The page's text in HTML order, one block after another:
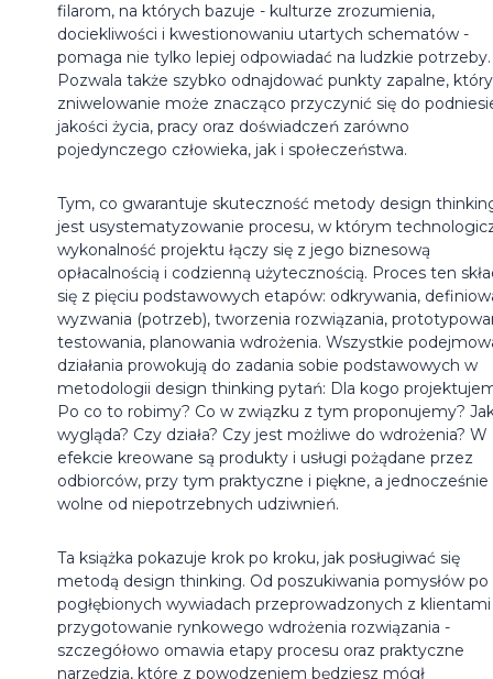
filarom, na których bazuje - kulturze zrozumienia,
dociekliwości i kwestionowaniu utartych schematów -
pomaga nie tylko lepiej odpowiadać na ludzkie potrzeby.
Pozwala także szybko odnajdować punkty zapalne,
zniwelowanie może znacząco przyczynić się do
jakości życia, pracy oraz doświadczeń zarówno
pojedynczego człowieka, jak i społeczeństwa.
Tym, co gwarantuje skuteczność metody design
jest usystematyzowanie procesu, w którym
wykonalność projektu łączy się z jego biznesową
opłacalnością i codzienną użytecznością. Proces ten
się z pięciu podstawowych etapów: odkrywania,
wyzwania (potrzeb), tworzenia rozwiązania,
testowania, planowania wdrożenia. Wszystkie
działania prowokują do zadania sobie podstawowych w
metodologii design thinking pytań: Dla kogo
Po co to robimy? Co w związku z tym proponujemy?
wygląda? Czy działa? Czy jest możliwe do wdrożenia? W
efekcie kreowane są produkty i usługi pożądane przez
odbiorców, przy tym praktyczne i piękne, a jednocześnie
wolne od niepotrzebnych udziwnień.
Ta książka pokazuje krok po kroku, jak posługiwać się
metodą design thinking. Od poszukiwania pomysłów po
pogłębionych wywiadach przeprowadzonych z
przygotowanie rynkowego wdrożenia rozwiązania -
szczegółowo omawia etapy procesu oraz praktyczne
narzędzia, które z powodzeniem będziesz mógł